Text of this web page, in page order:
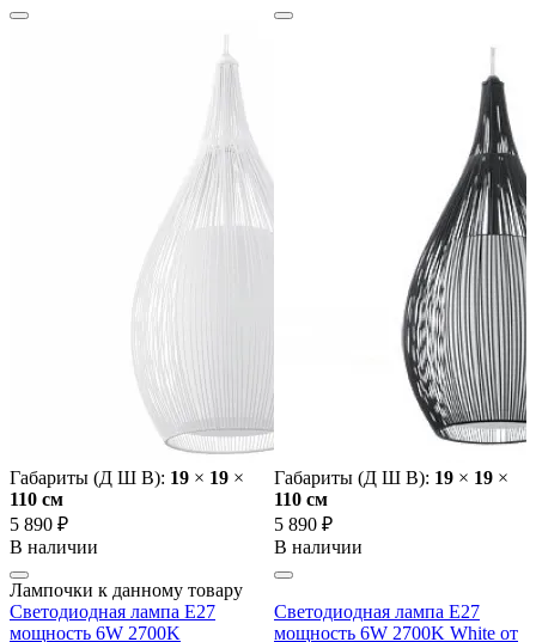
Габариты (Д Ш В): 19 × 19 ×
110 cм
5 890 ₽
В наличии
Габариты (Д Ш В): 19 × 19 ×
110 cм
5 890 ₽
В наличии
Лампочки к данному товару
Светодиодная лампа E27
мощность 6W 2700K
Светодиодная лампа E27
мощность 6W 2700K White от